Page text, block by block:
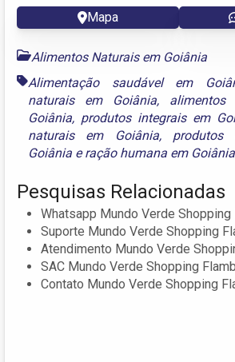
Mapa
Alimentos Naturais em Goiânia
Alimentação saudável em
naturais em Goiânia, alimentos
Goiânia, produtos integrais em
naturais em Goiânia, produtos
Goiânia eração humana em Goiânia
Pesquisas Relacionadas
Whatsapp Mundo Verde Shopping
Suporte Mundo Verde Shopping
Atendimento Mundo Verde
SAC Mundo Verde Shopping
Contato Mundo Verde Shopping